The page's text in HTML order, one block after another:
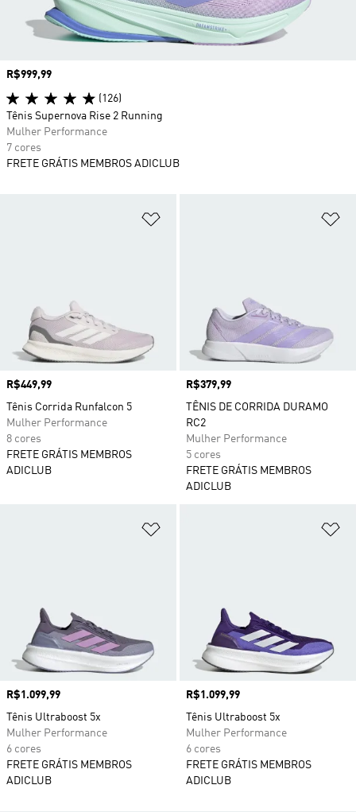
Preço
R$449,99
Tênis Corrida Runfalcon 5
Mulher Performance
8 cores
FRETE GRÁTIS MEMBROS
ADICLUB
Preço
R$379,99
TÊNIS DE CORRIDA DURAMO
RC2
Mulher Performance
5 cores
FRETE GRÁTIS MEMBROS
ADICLUB
Preço
R$1.099,99
Tênis Ultraboost 5x
Mulher Performance
6 cores
FRETE GRÁTIS MEMBROS
ADICLUB
Preço
R$1.099,99
Tênis Ultraboost 5x
Mulher Performance
6 cores
FRETE GRÁTIS MEMBROS
ADICLUB
Preço
R$999,99
(126)
Tênis Supernova Rise 2 Running
Mulher Performance
7 cores
FRETE GRÁTIS MEMBROS ADICLUB